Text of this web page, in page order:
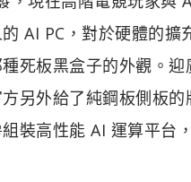
AI PC，對於硬體的
死板黑盒子的外觀。
另外給了純鋼板側板
裝高性能 AI 運算平台